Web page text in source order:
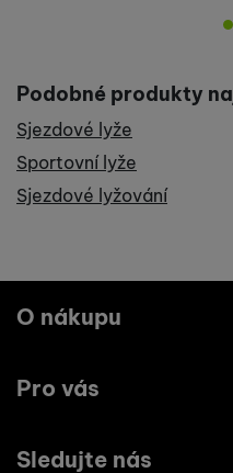
Podobné produkty
Sjezdové lyže
Sportovní lyže
Sjezdové lyžování
O nákupu
Jak nakupovat
Pro vás
O nás
Sledujte nás